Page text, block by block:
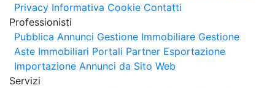
Privacy Informativa Cookie Contatti
Professionisti
Pubblica Annunci Gestione Immobiliare Gestione
Aste Immobiliari Portali Partner Esportazione
Importazione Annunci da Sito Web
Servizi